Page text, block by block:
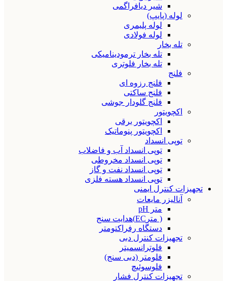
شیر دیافراگمی
لوله (پایپ)
لوله پلیمری
لوله فولادی
تله بخار
تله بخار ترمودینامیکی
تله بخار فلوتری
فلنج
فلنج رزوه ای
فلنج ساکتی
فلنج گلودار جوشی
اکچویتور
اکچویتور برقی
اکچویتور پنوماتیک
توپی انسداد
توپی انسداد آب و فاضلاب
توپی انسداد مخروطی
توپی انسداد نفت و گاز
توپی انسداد هسته فلزی
تجهیزات کنترل ایمنی
آنالیزر مایعات
متر pH
( مترEC)هدایت سنج
دستگاه رفراکتومتر
تجهیزات کنترل دبی
فلوترانسمیتر
فلومتر (دبی سنج)
فلوسوئیچ
تجهیزات کنترل فشار